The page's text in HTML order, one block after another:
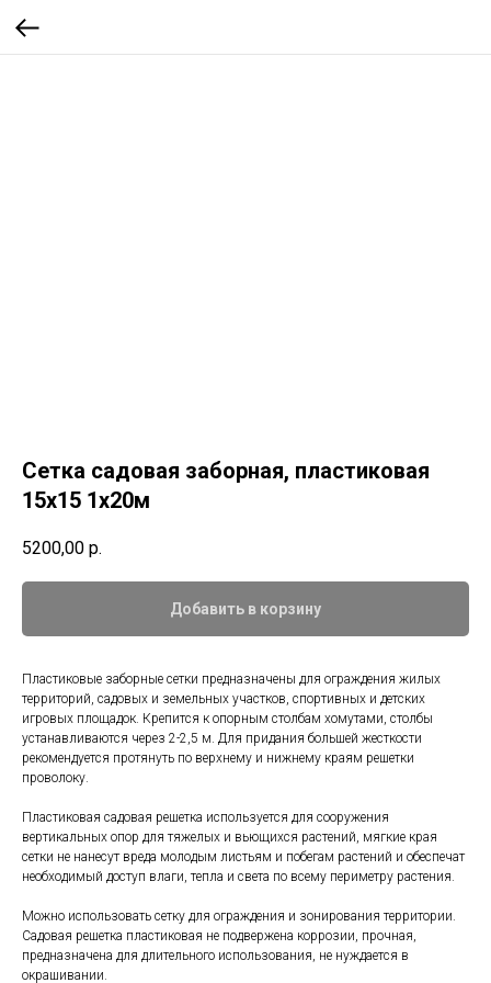
Сетка садовая заборная, пластиковая
15х15 1х20м
5200,00 р.
Добавить в корзину
Пластиковые заборные сетки предназначены для ограждения жилых
территорий, садовых и земельных участков, спортивных и детских
игровых площадок. Крепится к опорным столбам хомутами, столбы
устанавливаются через 2-2,5 м. Для придания большей жесткости
рекомендуется протянуть по верхнему и нижнему краям решетки
проволоку.
Пластиковая садовая решетка используется для сооружения
вертикальных опор для тяжелых и вьющихся растений, мягкие края
сетки не нанесут вреда молодым листьям и побегам растений и обеспечат
необходимый доступ влаги, тепла и света по всему периметру растения.
Можно использовать сетку для ограждения и зонирования территории.
Садовая решетка пластиковая не подвержена коррозии, прочная,
предназначена для длительного использования, не нуждается в
окрашивании.